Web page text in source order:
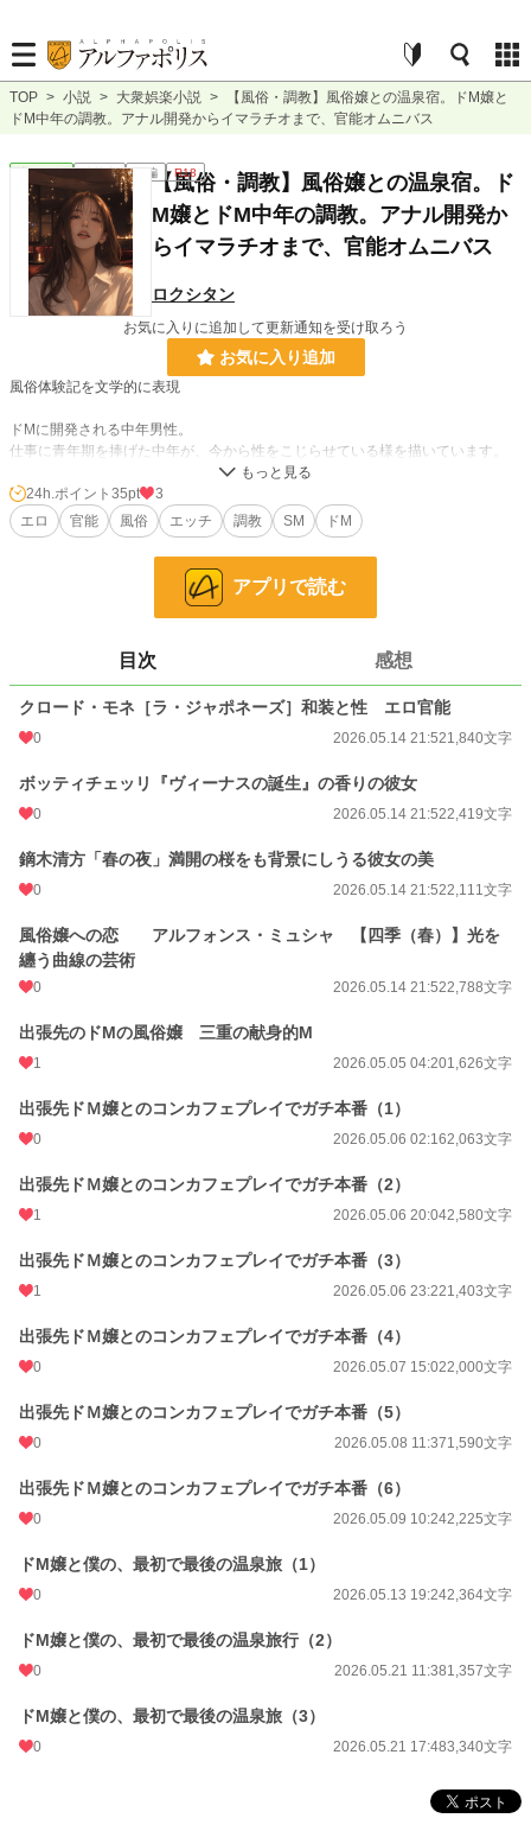
TOP > 小説 > 大衆娯楽小説 >
【風俗・調教】風俗嬢との温泉宿。ドM嬢と
ドM中年の調教。アナル開発からイマラチオまで、官能オムニバス
大衆娯楽 連載中 短編 R18
【風俗・調教】風俗嬢との温泉宿。ド
M嬢とドM中年の調教。アナル開発か
らイマラチオまで、官能オムニバス
ロクシタン
お気に入りに追加して更新通知を受け取ろう
お気に入り追加
風俗体験記を文学的に表現
ドMに開発される中年男性。
仕事に青年期を捧げた中年が、今から性をこじらせている様を描いています。
出会った風俗嬢とのプライベートのやり取りをフィクションにして描いていま
す。
官能的な目線でご高覧下さい。
19,190 位 / 228,743 件
24h.ポイント 35 pt
更新日時 2026.05.21 17:48
年間ポイント 19,935 pt (20,179 位)
24h.ポイント 35pt
3
エロ
官能 風俗 エッチ 調教 SM ドM
アプリで読む
目次 感想
クロード・モネ［ラ・ジャポネーズ］和装と性 エロ官能
0 2026.05.14 21:521,840文字
ボッティチェッリ『ヴィーナスの誕生』の香りの彼女
0 2026.05.14 21:522,419文字
鏑木清方「春の夜」満開の桜をも背景にしうる彼女の美
0 2026.05.14 21:522,111文字
風俗嬢への恋 アルフォンス・ミュシャ 【四季（春）】光を
纏う曲線の芸術
0 2026.05.14 21:522,788文字
出張先のドMの風俗嬢 三重の献身的M
1 2026.05.05 04:201,626文字
出張先ドＭ嬢とのコンカフェプレイでガチ本番（1）
0 2026.05.06 02:162,063文字
出張先ドＭ嬢とのコンカフェプレイでガチ本番（2）
1 2026.05.06 20:042,580文字
出張先ドＭ嬢とのコンカフェプレイでガチ本番（3）
1 2026.05.06 23:221,403文字
出張先ドＭ嬢とのコンカフェプレイでガチ本番（4）
0 2026.05.07 15:022,000文字
出張先ドＭ嬢とのコンカフェプレイでガチ本番（5）
0 2026.05.08 11:371,590文字
出張先ドＭ嬢とのコンカフェプレイでガチ本番（6）
0 2026.05.09 10:242,225文字
ドM嬢と僕の、最初で最後の温泉旅（1）
0 2026.05.13 19:242,364文字
ドM嬢と僕の、最初で最後の温泉旅行（2）
0 2026.05.21 11:381,357文字
ドM嬢と僕の、最初で最後の温泉旅（3）
0 2026.05.21 17:483,340文字